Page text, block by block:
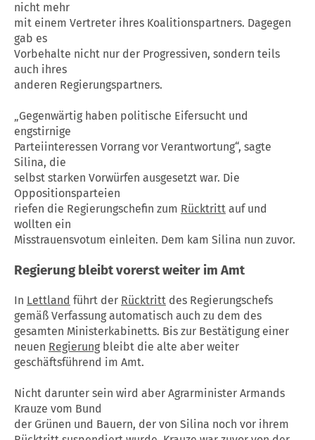
nicht mehr
mit einem Vertreter ihres Koalitionspartners. Dagegen
gab es
Vorbehalte nicht nur der Progressiven, sondern teils
auch ihres
anderen Regierungspartners.
„Gegenwärtig haben politische Eifersucht und
engstirnige
Parteiinteressen Vorrang vor Verantwortung“, sagte
Silina, die
selbst starken Vorwürfen ausgesetzt war. Die
Oppositionsparteien
riefen die Regierungschefin zum Rücktritt auf und
wollten ein
Misstrauensvotum einleiten. Dem kam Silina nun zuvor.
Regierungbleibt vorerst weiter im Amt
In Lettland führt der Rücktritt des Regierungschefs
gemäß Verfassung automatisch auch zu dem des
gesamten Ministerkabinetts. Bis zur Bestätigung einer
neuen Regierungbleibt die alte aber weiter
geschäftsführend im Amt.
Nicht darunter sein wird aber Agrarminister Armands
Krauze vom Bund
der Grünen und Bauern, der von Silina noch vor ihrem